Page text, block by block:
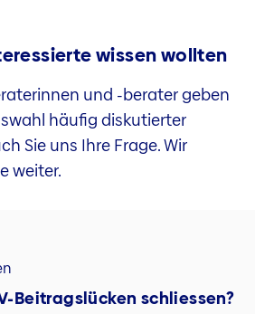
wissen wollten
und -berater geben
häufig diskutierter
Sie uns Ihre Frage. Wir
weiter.
Beitragslücken schliessen?